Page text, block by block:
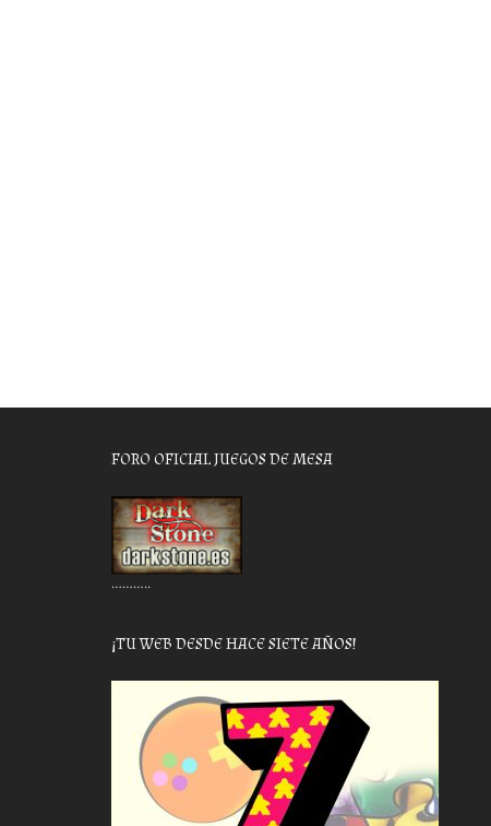
FORO OFICIAL JUEGOS DE MESA
………..
¡TU WEB DESDE HACE SIETE AÑOS!